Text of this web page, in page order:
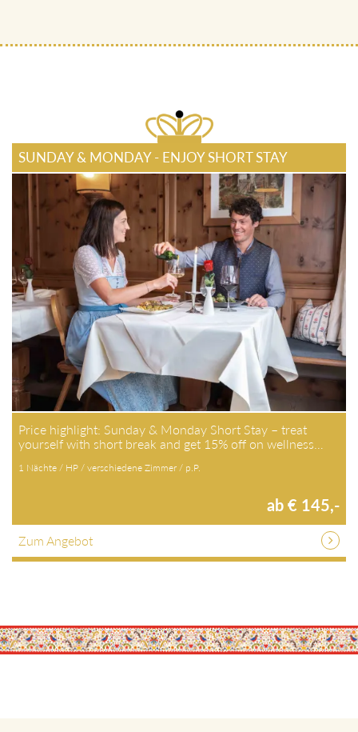
SUNDAY & MONDAY - ENJOY SHORT STAY
Price highlight: Sunday & Monday Short Stay – treat
yourself with short break and get 15% off on wellness…
1 Nächte / HP / verschiedene Zimmer / p.P.
ab € 145,-
Zum Angebot